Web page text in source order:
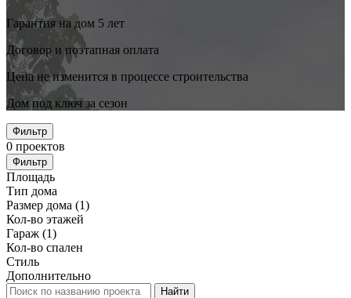
Гарантия на дом 5 лет
Договор и поэтапная оплата
Цена не изменится в процессе строительства
Дом под ключ за сезон
Фильтр
0 проектов
Фильтр
Площадь
Тип дома
Размер дома (1)
Кол-во этажей
Гараж (1)
Кол-во спален
Стиль
Дополнительно